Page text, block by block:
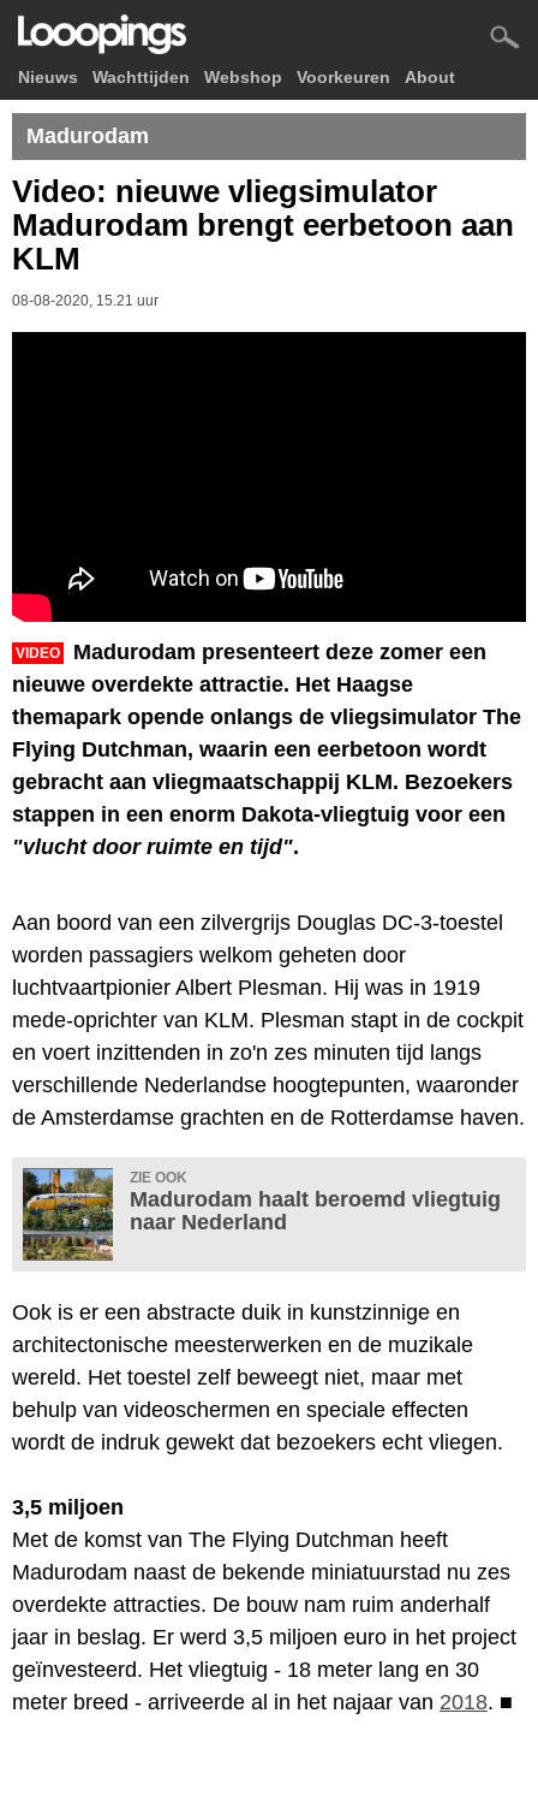
Nieuws Wachttijden Webshop Voorkeuren About
Madurodam
Video: nieuwe vliegsimulator
Madurodam brengt eerbetoon aan
KLM
08-08-2020, 15.21 uur
VIDEO
Madurodam presenteert deze zomer een
nieuwe overdekte attractie. Het Haagse
themapark opende onlangs de vliegsimulator The
Flying Dutchman, waarin een eerbetoon wordt
gebracht aan vliegmaatschappij KLM. Bezoekers
stappen in een enorm Dakota-vliegtuig voor een
"vlucht door ruimte en tijd".
Aan boord van een zilvergrijs Douglas DC-3-toestel
worden passagiers welkom geheten door
luchtvaartpionier Albert Plesman. Hij was in 1919
mede-oprichter van KLM. Plesman stapt in de cockpit
en voert inzittenden in zo'n zes minuten tijd langs
verschillende Nederlandse hoogtepunten, waaronder
de Amsterdamse grachten en de Rotterdamse haven.
ZIE OOK
Madurodam haalt beroemd vliegtuig
naar Nederland
Ook is er een abstracte duik in kunstzinnige en
architectonische meesterwerken en de muzikale
wereld. Het toestel zelf beweegt niet, maar met
behulp van videoschermen en speciale effecten
wordt de indruk gewekt dat bezoekers echt vliegen.
3,5 miljoen
Met de komst van The Flying Dutchman heeft
Madurodam naast de bekende miniatuurstad nu zes
overdekte attracties. De bouw nam ruim anderhalf
jaar in beslag. Er werd 3,5 miljoen euro in het project
geïnvesteerd. Het vliegtuig - 18 meter lang en 30
meter breed - arriveerde al in het najaar van 2018. ■